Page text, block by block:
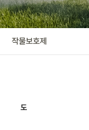
작물보호제
영농정보
작물보호제
도